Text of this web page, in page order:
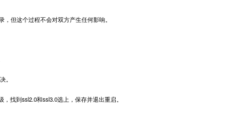
但这个过程不会对双方产生任何影响。
。
找到ssl2.0和ssl3.0选上，保存并退出重启。